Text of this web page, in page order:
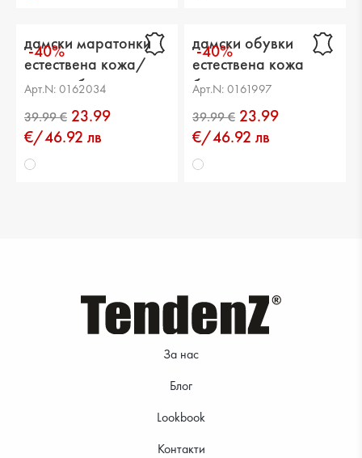
39.99 € 39.99 €
-40%
дамски маратонки
естествена кожа/
текстил бели
Арт.N: 0162034
23.99
€/46.92 лв
-40%
дамски обувки
естествена кожа
бели
Арт.N: 0161997
23.99
€/46.92 лв
За нас
Блог
Lookbook
Контакти